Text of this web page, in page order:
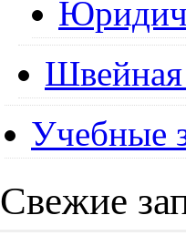
Учебные
Свежие